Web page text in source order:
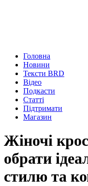
Головна
Новини
Тексти BRD
Відео
Подкасти
Статті
Підтримати
Магазин
Жіночі
обрати
стилю та